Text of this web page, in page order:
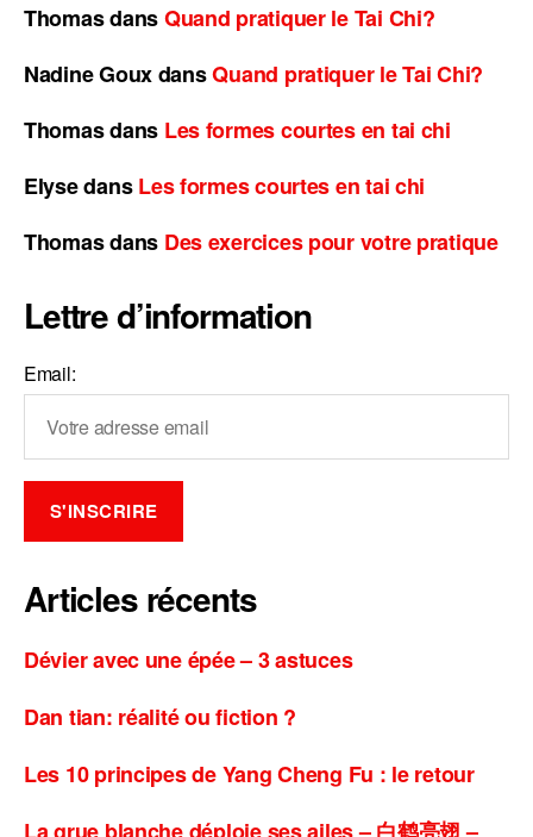
ThomasdansQuand pratiquer le Tai Chi?
Nadine GouxdansQuand pratiquer le Tai Chi?
Thomasdans Les formes courtes en tai chi
ElysedansLes formes courtes en tai chi
Thomasdans Des exercices pour votre pratique
Lettre d’information
Email:
Articles récents
Dévier avec une épée – 3 astuces
Dan tian: réalité ou fiction ?
Les 10 principes de Yang Cheng Fu : le retour
La grue blanche déploie ses ailes – 白鹤亮翅 –